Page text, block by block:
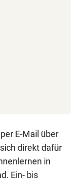
E-Mail über
direkt dafür
in
Ein- bis